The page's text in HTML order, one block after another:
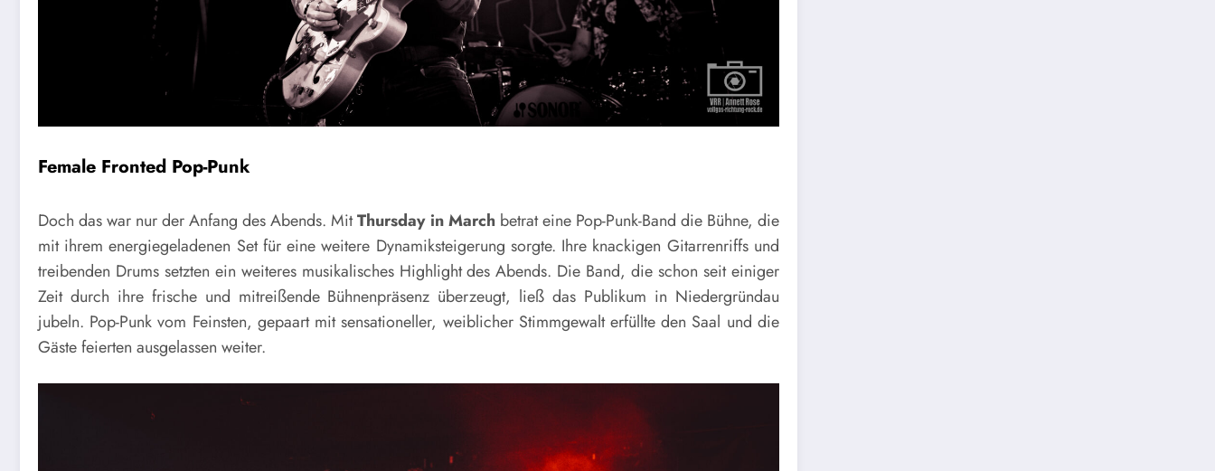
Female Fronted Pop-Punk
Doch das war nur der Anfang des Abends. MitThursday in Marchbetrat eine Pop-Punk-Band die Bühne, die
mit ihrem energiegeladenen Set für eine weitere Dynamiksteigerung sorgte. Ihre knackigen Gitarrenriffs und
treibenden Drums setzten ein weiteres musikalisches Highlight des Abends. Die Band, die schon seit einiger
Zeit durch ihre frische und mitreißende Bühnenpräsenz überzeugt, ließ das Publikum in Niedergründau
jubeln. Pop-Punk vom Feinsten, gepaart mit sensationeller, weiblicher Stimmgewalt erfüllte den Saal und die
Gäste feierten ausgelassen weiter.